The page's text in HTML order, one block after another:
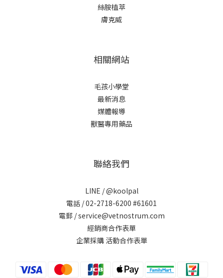
絲胺植萃
膚克威
相關網站
毛孩小學堂
最新消息
媒體報導
獸醫專用藥品
聯絡我們
LINE /@koolpal
電話 / 02-2718-6200 #61601
電郵 / service@vetnostrum.com
經銷商合作表單
企業採購 活動合作表單